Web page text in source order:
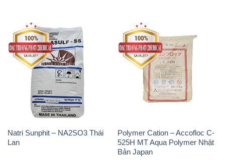
Natri Sunphit – NA2SO3 Thái
Lan
Polymer Cation – Accofloc C-
525H MT Aqua Polymer Nhật
Bản Japan